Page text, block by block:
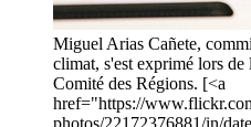
Miguel Arias Cañete,
climat, s'est exprimé lors de
Comité des Régions. [<a
href="https://